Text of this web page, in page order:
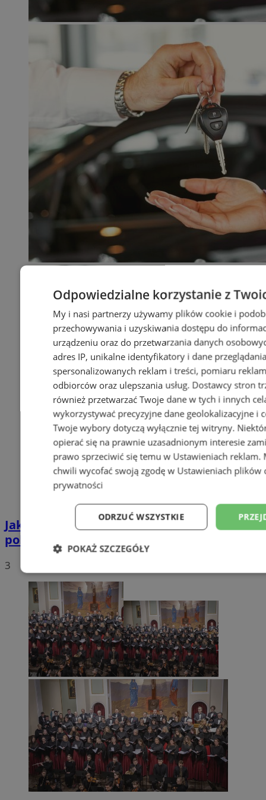
Jakie auta jeżdżą po tyskich, śląskich i
polskich drogach? Te wyniki Was zaskoczą!
3
Odpowiedzialne korzystanie z
My i nasi partnerzy używamy plików cookie i
przechowywania i uzyskiwania dostępu do
urządzeniu oraz do przetwarzania danych
adres IP, unikalne identyfikatory i dane
spersonalizowanych reklam i treści, pomiaru
odbiorców oraz ulepszania usług. Dostawcy stron
również przetwarzać Twoje dane w tych i innych
wykorzystywać precyzyjne dane geolokalizacyjne i
Twoje wybory dotyczą wyłącznie tej witryny.
opierać się na prawnie uzasadnionym interesie
prawo sprzeciwić się temu w Ustawieniach reklam.
chwili wycofać swoją zgodę w Ustawieniach plików
prywatności
ODRZUĆ WSZYSTKIE
POKAŻ SZCZEGÓŁY
Niezbędne Wydajność
Niesklasyfikowane
Niezbędne Wydajność Targetowanie
Niezbędne pliki cookie umożliwiają korzystanie z podstawowych
takich jak logowanie użytkownika i zarządzanie kontem. Bez
można prawidłowo korzystać ze strony internetowej.
Nazwa
Provider
/
Domena
SessID
mojetychy.pl